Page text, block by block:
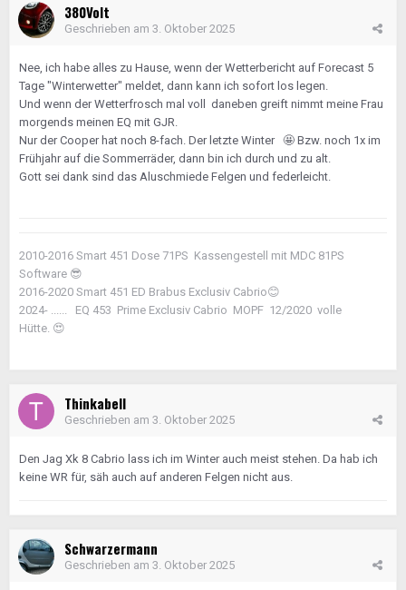
380Volt
Geschrieben am 3. Oktober 2025
Nee, ich habe alles zu Hause, wenn der Wetterbericht auf Forecast 5
Tage "Winterwetter" meldet, dann kann ich sofort los legen.
Und wenn der Wetterfrosch mal voll daneben greift nimmt meine Frau
morgends meinen EQ mit GJR.
Nur der Cooper hat noch 8-fach. Der letzte Winter 🤩 Bzw. noch 1x im
Frühjahr auf die Sommerräder, dann bin ich durch und zu alt.
Gott sei dank sind das Aluschmiede Felgen und federleicht.
2010-2016 Smart 451 Dose 71PS Kassengestell mit MDC 81PS
Software 😎
2016-2020 Smart 451 ED Brabus Exclusiv Cabrio😊
2024- ...... EQ 453 Prime Exclusiv Cabrio MOPF 12/2020 volle
Hütte. 😍
Thinkabell
Geschrieben am 3. Oktober 2025
Den Jag Xk 8 Cabrio lass ich im Winter auch meist stehen. Da hab ich
keine WR für, säh auch auf anderen Felgen nicht aus.
Schwarzermann
Geschrieben am 3. Oktober 2025